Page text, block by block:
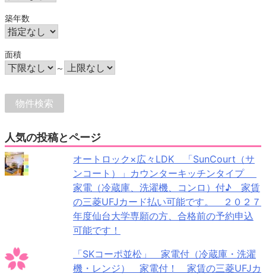
築年数
面積
～
人気の投稿とページ
オートロック×広々LDK 「SunCourt（サ
ンコート）」カウンターキッチンタイプ
家電（冷蔵庫、洗濯機、コンロ）付♪ 家賃
の三菱UFJカード払い可能です。 ２０２７
年度仙台大学専願の方、合格前の予約申込
可能です！
「SKコーポ並松」 家電付（冷蔵庫・洗濯
機・レンジ） 家電付！ 家賃の三菱UFJカ